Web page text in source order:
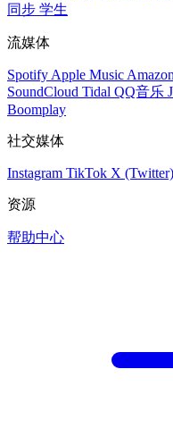
同步 学生
流媒体
Spotify Apple Music
SoundCloud Tidal QQ音乐
Boomplay
社交媒体
Instagram TikTok X (Twitter)
资源
帮助中心